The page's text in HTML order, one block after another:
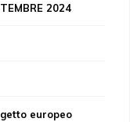
2024
europeo